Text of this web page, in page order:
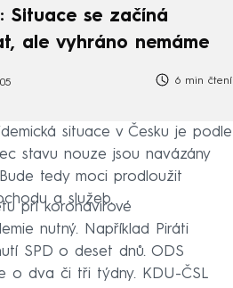
Situace se začíná
ale vyhráno nemáme
6 min čtení
situace v Česku je podle
stavu nouze jsou navázány
tedy moci prodloužit
a služeb.
při koronavirové
nutný. Například Piráti
SPD o deset dnů. ODS
o dva či tři týdny. KDU-ČSL